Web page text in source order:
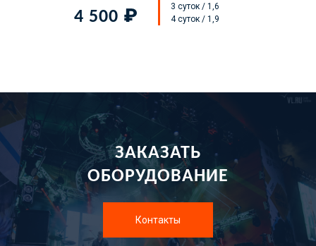
4 500 ₽
3 суток / 1,6
4 суток / 1,9
ЗАКАЗАТЬ
ОБОРУДОВАНИЕ
Контакты